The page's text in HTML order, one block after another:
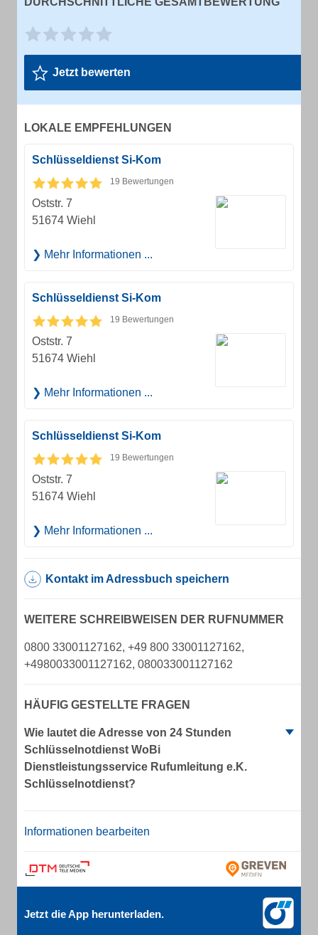
Jetzt bewerten
LOKALE EMPFEHLUNGEN
Schlüsseldienst Si-Kom
19 Bewertungen
Oststr. 7
51674 Wiehl
Mehr Informationen ...
Schlüsseldienst Si-Kom
19 Bewertungen
Oststr. 7
51674 Wiehl
Mehr Informationen ...
Schlüsseldienst Si-Kom
19 Bewertungen
Oststr. 7
51674 Wiehl
Mehr Informationen ...
Kontakt im Adressbuch speichern
WEITERE SCHREIBWEISEN DER RUFNUMMER
0800 33001127162, +49 800 33001127162,
+4980033001127162, 080033001127162
HÄUFIG GESTELLTE FRAGEN
Wie lautet die Adresse von 24 Stunden
Schlüsselnotdienst WoBi
Dienstleistungsservice Rufumleitung e.K.
Schlüsselnotdienst?
Informationen bearbeiten
Jetzt die App herunterladen.